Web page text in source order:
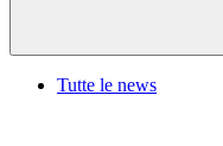
Tutte le news